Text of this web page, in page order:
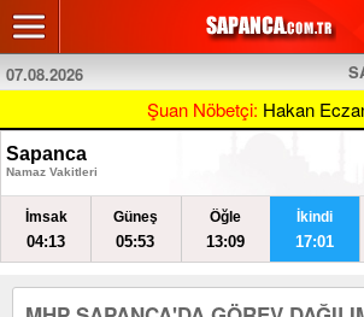
07.08.2026
Şuan Nöbetçi: Hakan
Sapanca
Namaz Vakitleri
İmsak
04:13
Güneş
05:53
Öğle
13:09
İkindi
17:01